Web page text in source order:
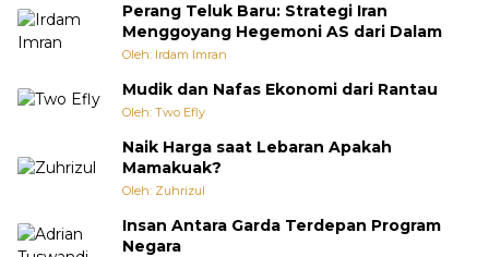
Perang Teluk Baru: Strategi Iran
Menggoyang Hegemoni AS dari Dalam
Oleh: Irdam Imran
Mudik dan Nafas Ekonomi dari Rantau
Oleh: Two Efly
Naik Harga saat Lebaran Apakah
Mamakuak?
Oleh: Zuhrizul
Insan Antara Garda Terdepan Program
Negara